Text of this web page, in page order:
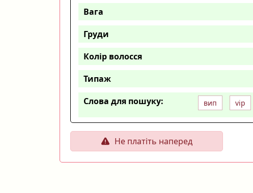
Вага
Груди
Колір волосся
Типаж
Слова для пошуку:
вип vip
Не платіть наперед